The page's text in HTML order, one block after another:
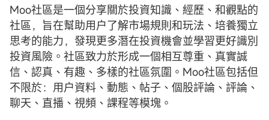
Moo社區是一個分享關於投資知識、經歷、和觀點的
社區，旨在幫助用户了解市場規則和玩法、培養獨立
思考的能力，發現更多潛在投資機會並學習更好識別
投資風險。社區致力於形成一個相互尊重、真實誠
信、認真、有趣、多樣的社區氛圍。Moo社區包括但
不限於：用户資料、動態、帖子、個股評論、評論、
聊天、直播、視頻、課程等模塊。